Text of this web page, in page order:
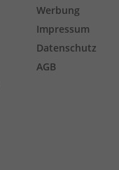
Werbung
Impressum
Datenschutz
AGB